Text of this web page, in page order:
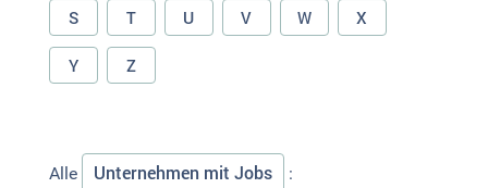
S T U V W X
Y Z
Alle Unternehmen mit Jobs :